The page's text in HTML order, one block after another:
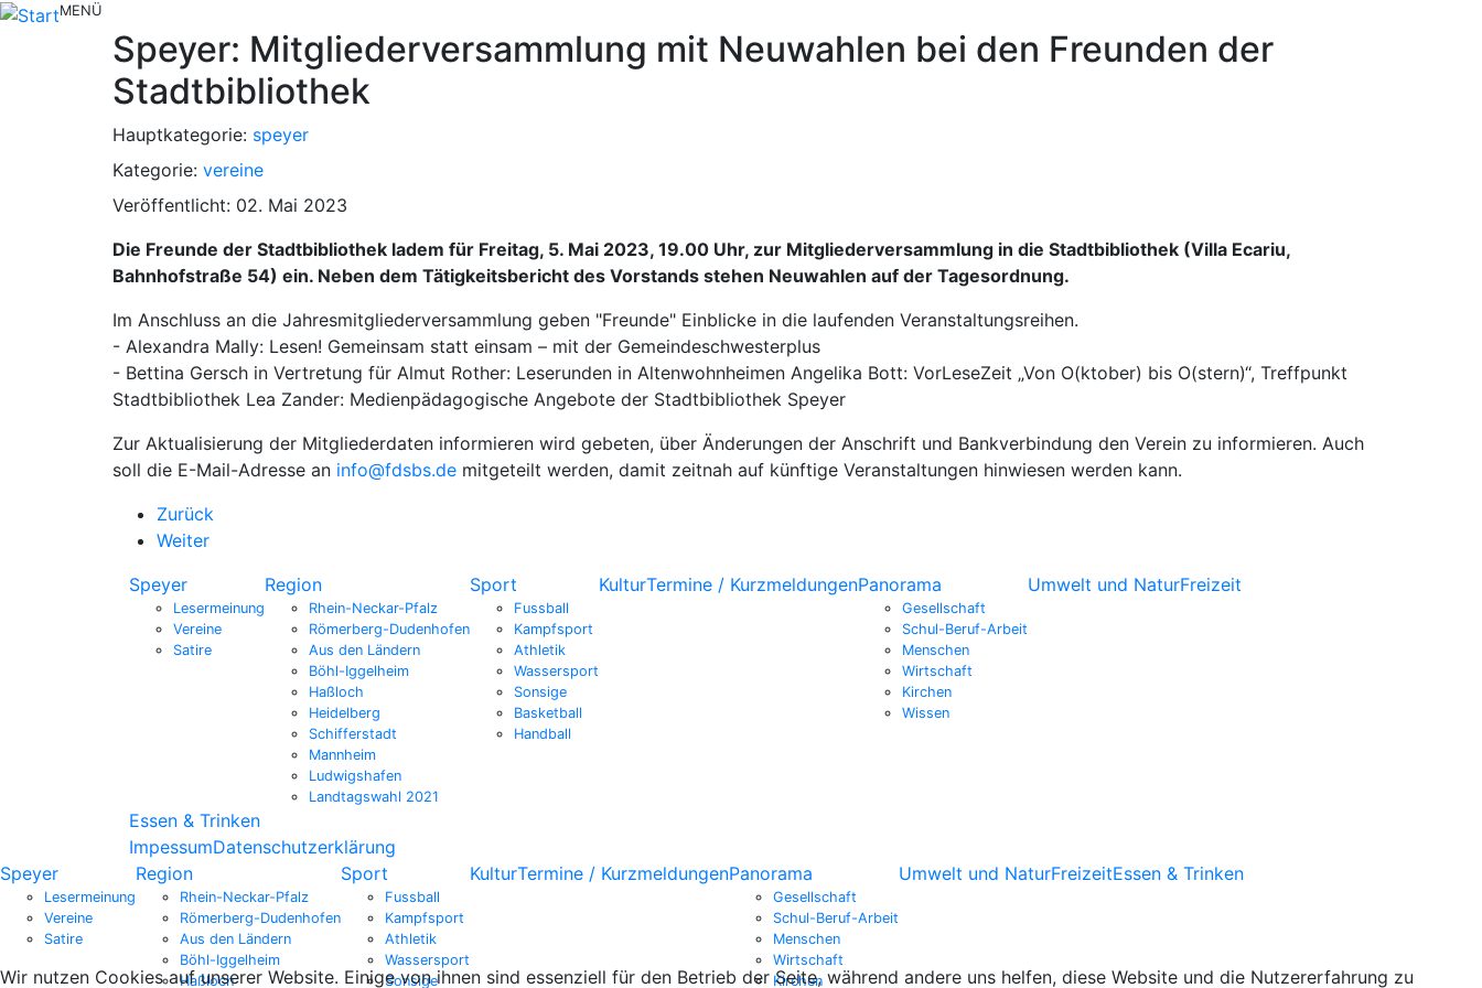
MENÜ
Speyer: Mitgliederversammlung mit Neuwahlen bei den Freunden der
Stadtbibliothek
Hauptkategorie: speyer
Kategorie: vereine
Veröffentlicht: 02. Mai 2023
Die Freunde der Stadtbibliothek ladem für Freitag, 5. Mai 2023, 19.00 Uhr, zur Mitgliederversammlung in die Stadtbibliothek (Villa Ecariu,
Bahnhofstraße 54) ein. Neben dem Tätigkeitsbericht des Vorstands stehen Neuwahlen auf der Tagesordnung.
Im Anschluss an die Jahresmitgliederversammlung geben "Freunde" Einblicke in die laufenden Veranstaltungsreihen.
- Alexandra Mally: Lesen! Gemeinsam statt einsam – mit der Gemeindeschwesterplus
- Bettina Gersch in Vertretung für Almut Rother: Leserunden in Altenwohnheimen Angelika Bott: VorLeseZeit „Von O(ktober) bis O(stern)“, Treffpunkt
Stadtbibliothek Lea Zander: Medienpädagogische Angebote der Stadtbibliothek Speyer
Zur Aktualisierung der Mitgliederdaten informieren wird gebeten, über Änderungen der Anschrift und Bankverbindung den Verein zu informieren. Auch
soll die E-Mail-Adresse an info@fdsbs.de mitgeteilt werden, damit zeitnah auf künftige Veranstaltungen hinwiesen werden kann.
Zurück
Weiter
Speyer
Lesermeinung
Vereine
Satire
Region
Rhein-Neckar-Pfalz
Römerberg-Dudenhofen
Aus den Ländern
Böhl-Iggelheim
Haßloch
Heidelberg
Schifferstadt
Mannheim
Ludwigshafen
Landtagswahl 2021
Sport
Fussball
Kampfsport
Athletik
Wassersport
Sonsige
Basketball
Handball
KulturTermine / KurzmeldungenPanorama
Gesellschaft
Schul-Beruf-Arbeit
Menschen
Wirtschaft
Kirchen
Wissen
Umwelt und NaturFreizeit
Essen & Trinken
ImpessumDatenschutzerklärung
Speyer
Lesermeinung
Vereine
Satire
Region
Rhein-Neckar-Pfalz
Römerberg-Dudenhofen
Aus den Ländern
Böhl-Iggelheim
Haßloch
Sport
Fussball
Kampfsport
Athletik
Wassersport
Sonsige
KulturTermine / KurzmeldungenPanorama
Gesellschaft
Schul-Beruf-Arbeit
Menschen
Wirtschaft
Kirchen
Umwelt und NaturFreizeitEssen & Trinken
Wir nutzen Cookies auf unserer Website. Einige von ihnen sind essenziell für den Betrieb der Seite, während andere uns helfen, diese Website und die Nutzererfahrung zu